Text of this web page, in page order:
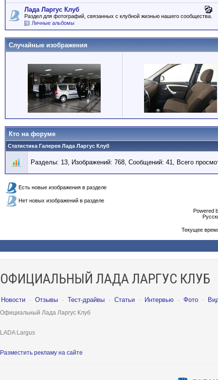
Лада Ларгус Клуб
Раздел для фотографий, связанных с клубной жизнью нашего сообщества.
Личные альбомы
Случайные изображения
Кто на форуме
Статистика Галерея Лада Ларгус Клуб
Разделы: 13, Изображений: 768, Сообщений: 41, Всего
Есть новые изображения в разделе
Нет новых изображений в разделе
Powered
Текущее
ОФИЦИАЛЬНЫЙ ЛАДА ЛАРГУС КЛУБ
Новости · Отзывы · Тест-драйвы · Статьи · Интервью · Фото ·
Официальный Лада Ларгус Клуб
LADA Largus
Разместить рекламу на сайте